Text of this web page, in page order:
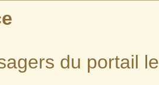
du portail